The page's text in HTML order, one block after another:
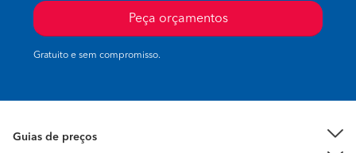
Peça orçamentos
Gratuito e sem compromisso.
Guias de preços